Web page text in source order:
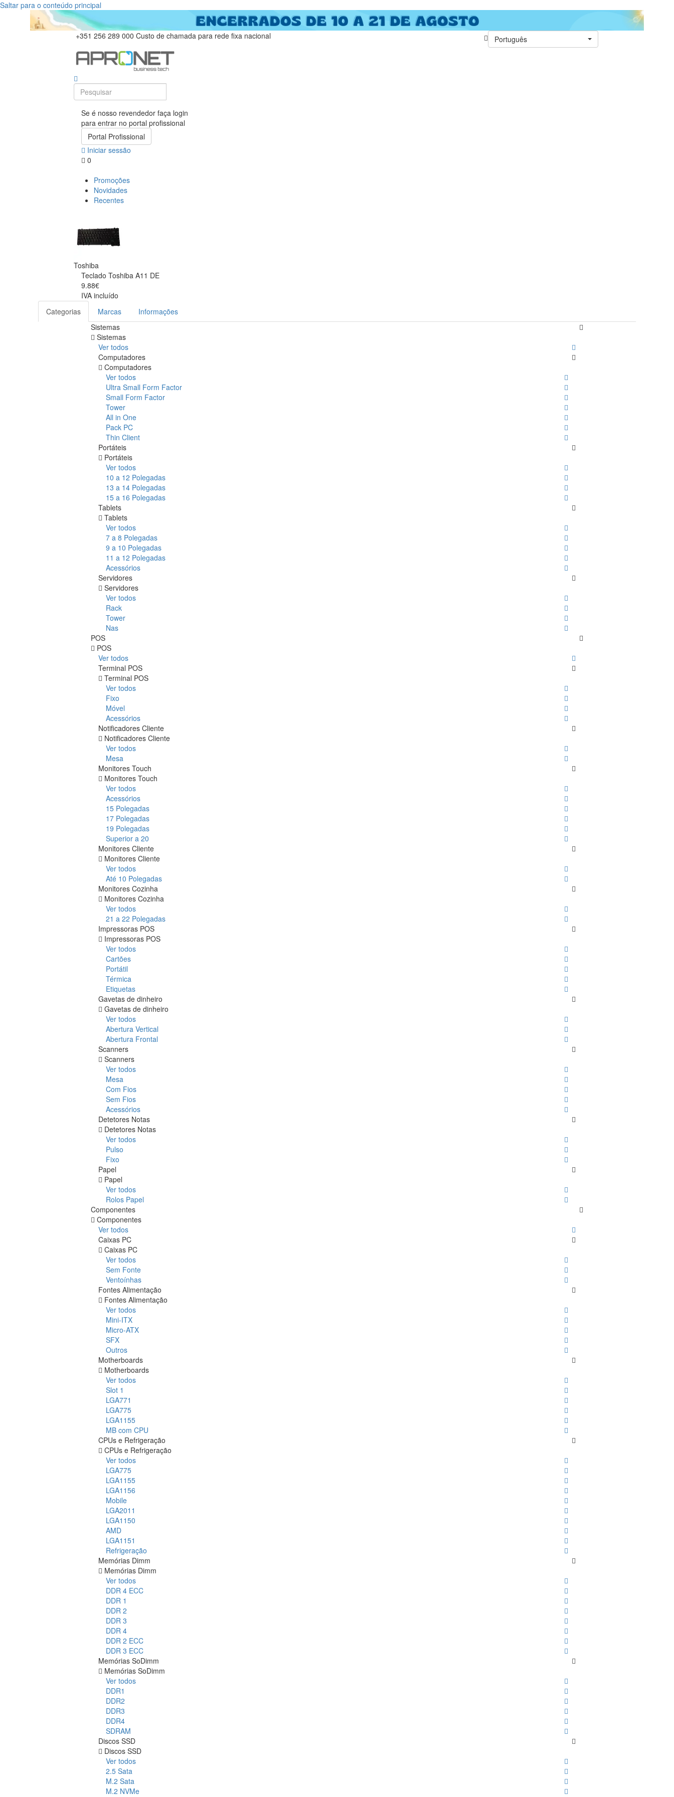
Saltar para o conteúdo principal
+351 256 289 000 Custo de chamada para rede fixa nacional Português
Se é nosso revendedor faça login
para entrar no portal profissional
Portal Profissional
Iniciar sessão
0
Promoções
Novidades
Recentes
Toshiba
Teclado Toshiba A11 DE
9.88€
IVA incluído
Categorias
Marcas
Informações
Sistemas
Sistemas
Ver todos
Computadores
Computadores
Ver todos
Ultra Small Form Factor
Small Form Factor
Tower
All in One
Pack PC
Thin Client
Portáteis
Portáteis
Ver todos
10 a 12 Polegadas
13 a 14 Polegadas
15 a 16 Polegadas
Tablets
Tablets
Ver todos
7 a 8 Polegadas
9 a 10 Polegadas
11 a 12 Polegadas
Acessórios
Servidores
Servidores
Ver todos
Rack
Tower
Nas
POS
POS
Ver todos
Terminal POS
Terminal POS
Ver todos
Fixo
Móvel
Acessórios
Notificadores Cliente
Notificadores Cliente
Ver todos
Mesa
Monitores Touch
Monitores Touch
Ver todos
Acessórios
15 Polegadas
17 Polegadas
19 Polegadas
Superior a 20
Monitores Cliente
Monitores Cliente
Ver todos
Até 10 Polegadas
Monitores Cozinha
Monitores Cozinha
Ver todos
21 a 22 Polegadas
Impressoras POS
Impressoras POS
Ver todos
Cartões
Portátil
Térmica
Etiquetas
Gavetas de dinheiro
Gavetas de dinheiro
Ver todos
Abertura Vertical
Abertura Frontal
Scanners
Scanners
Ver todos
Mesa
Com Fios
Sem Fios
Acessórios
Detetores Notas
Detetores Notas
Ver todos
Pulso
Fixo
Papel
Papel
Ver todos
Rolos Papel
Componentes
Componentes
Ver todos
Caixas PC
Caixas PC
Ver todos
Sem Fonte
Ventoínhas
Fontes Alimentação
Fontes Alimentação
Ver todos
Mini-ITX
Micro-ATX
SFX
Outros
Motherboards
Motherboards
Ver todos
Slot 1
LGA771
LGA775
LGA1155
MB com CPU
CPUs e Refrigeração
CPUs e Refrigeração
Ver todos
LGA775
LGA1155
LGA1156
Mobile
LGA2011
LGA1150
AMD
LGA1151
Refrigeração
Memórias Dimm
Memórias Dimm
Ver todos
DDR 4 ECC
DDR 1
DDR 2
DDR 3
DDR 4
DDR 2 ECC
DDR 3 ECC
Memórias SoDimm
Memórias SoDimm
Ver todos
DDR1
DDR2
DDR3
DDR4
SDRAM
Discos SSD
Discos SSD
Ver todos
2.5 Sata
M.2 Sata
M.2 NVMe